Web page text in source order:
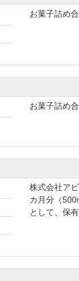
お菓子詰め
お菓子詰め
株式会社ア
カ月分（
として、保